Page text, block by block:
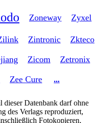
Zoneway Zyxel
Zintronic Zkteco
Zicom Zetronix
Zee Cure ...
Datenbank darf ohne
des Verlags reproduziert,
Fotokopieren,